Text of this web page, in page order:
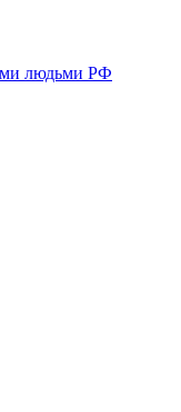
людьми РФ